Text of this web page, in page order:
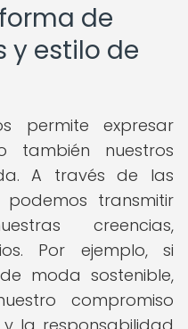
de
y estilo de
permite expresar
también nuestros
A través de las
transmitir
creencias,
Por ejemplo, si
moda sostenible,
compromiso